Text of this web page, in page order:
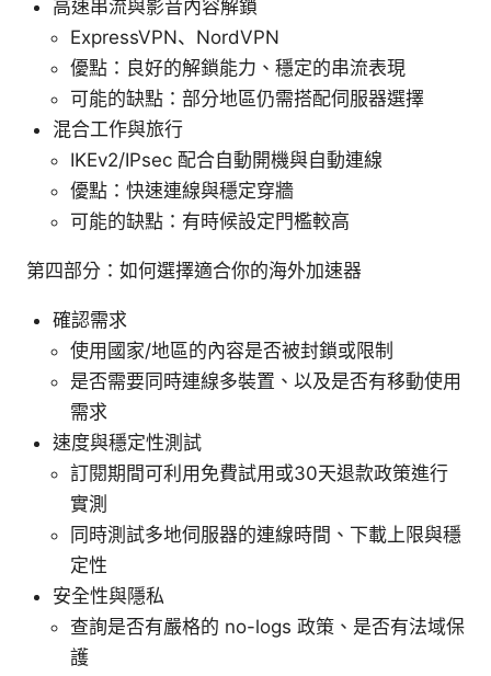
高速串流與影音內容解鎖
ExpressVPN、NordVPN
優點：良好的解鎖能力、穩定的串流表現
可能的缺點：部分地區仍需搭配伺服器選擇
混合工作與旅行
IKEv2/IPsec 配合自動開機與自動連線
優點：快速連線與穩定穿牆
可能的缺點：有時候設定門檻較高
第四部分：如何選擇適合你的海外加速器
確認需求
使用國家/地區的內容是否被封鎖或限制
是否需要同時連線多裝置、以及是否有移動使用
需求
速度與穩定性測試
訂閱期間可利用免費試用或30天退款政策進行
實測
同時測試多地伺服器的連線時間、下載上限與穩
定性
安全性與隱私
查詢是否有嚴格的 no-logs 政策、是否有法域保
護